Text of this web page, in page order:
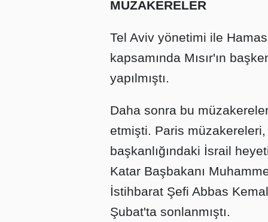
MÜZAKERELER
Tel Aviv yönetimi ile
kapsamında Mısır'ın
yapılmıştı.
Daha sonra bu
etmişti. Paris
başkanlığındaki İsrail
Katar Başbakanı
İstihbarat Şefi Abbas
Şubat'ta sonlanmıştı.